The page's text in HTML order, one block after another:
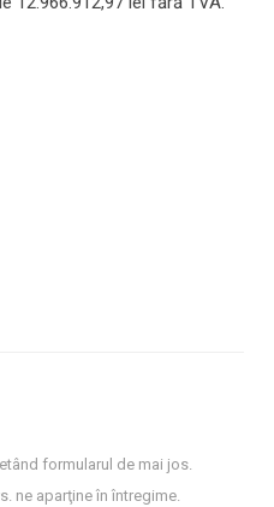
formularul de mai jos.
ne aparţine în întregime.